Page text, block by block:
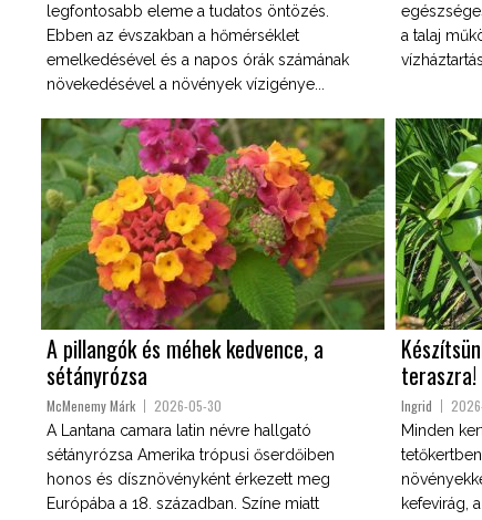
legfontosabb eleme a tudatos öntözés.
Ebben az évszakban a hőmérséklet
emelkedésével és a napos órák számának
növekedésével a növények vízigénye...
a talaj
A pillangók és méhek kedvence, a
sétányrózsa
McMenemy Márk 2026-05-30
A Lantana camara latin névre hallgató
sétányrózsa Amerika trópusi őserdőiben
honos és dísznövényként érkezett meg
Európába a 18. században. Színe miatt
teraszra!
Ingrid
Minden
kefevirág,